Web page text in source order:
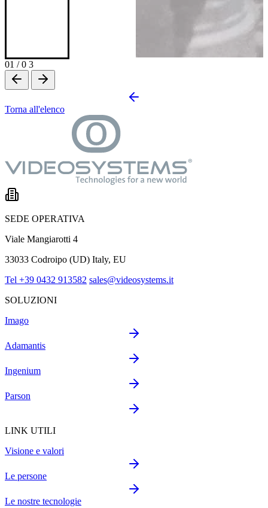
01 / 0 3
Torna all'elenco
SEDE OPERATIVA
Viale Mangiarotti 4
33033 Codroipo (UD) Italy, EU
Tel +39 0432 913582 sales@videosystems.it
SOLUZIONI
Imago
Adamantis
Ingenium
Parson
LINK UTILI
Visione e valori
Le persone
Le nostre tecnologie